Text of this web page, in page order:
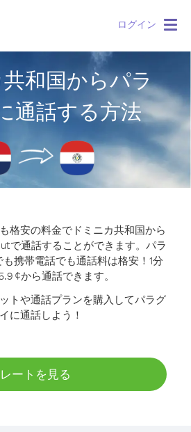
ログイン
共和国からパラ
通話する方法
格安の料金でドミニカ共和国から
で通話することができます。 パラ
携帯電話でも通話料は格安！1分
¢から通話できます。
トや通話プランを購入してパラグ
に通話しよう！
レートを見る